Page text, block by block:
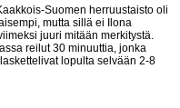
Suomen herruustaisto oli
mutta sillä ei Ilona
juuri mitään merkitystä.
reilut 30 minuuttia, jonka
lopulta selvään 2-8